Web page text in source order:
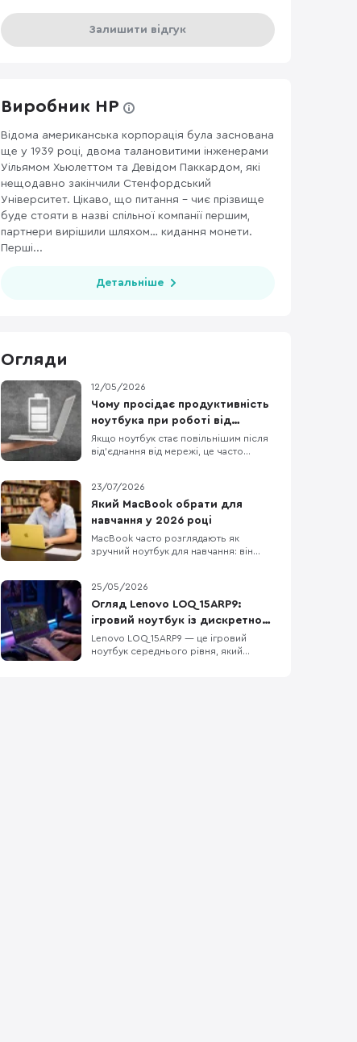
Залишити відгук
АКСЕСУАРИ ДЛЯ МОНІТОРІВ ТА ВІДЕОКАБЕЛІ 232
Виробник HP
Відома американська корпорація була заснована
ще у 1939 році, двома талановитими інженерами
Уільямом Хьюлеттом та Девідом Паккардом, які
нещодавно закінчили Стенфордський
Університет. Цікаво, що питання – чиє прізвище
буде стояти в назві спільної компанії першим,
партнери вирішили шляхом… кидання монети.
Перші...
Детальніше
Огляди
12/05/2026
Чому просідає продуктивність
ноутбука при роботі від
батареї?
Якщо ноутбук стає повільнішим після
від’єднання від мережі, це часто
задавати окремо для роботи від
мережі й від батареї, а виробники
ноутбуків нерідко додають власні
профілі, які спеціально зменшують
23/07/2026
Який MacBook обрати для
навчання у 2026 році
MacBook часто розглядають як
зручний ноутбук для навчання: він
вдалий вибір визначає не логотип на
кришці, а те, чи запускає він усі
потрібні програми і чи вистачить його
ресурсів на кілька років. Для
презентацій, рефератів,
25/05/2026
Огляд Lenovo LOQ 15ARP9:
ігровий ноутбук із дискретною
графікою, DDR5 та екраном 144
Гц
Lenovo LOQ 15ARP9 — це ігровий
ноутбук середнього рівня, який